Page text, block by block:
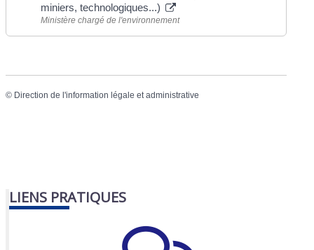
miniers, technologiques...)
Ministère chargé de l'environnement
© Direction de l'information légale et administrative
LIENS PRATIQUES